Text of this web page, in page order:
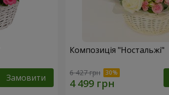
Замовити
Композиція "Ностальжі"
6 427 грн